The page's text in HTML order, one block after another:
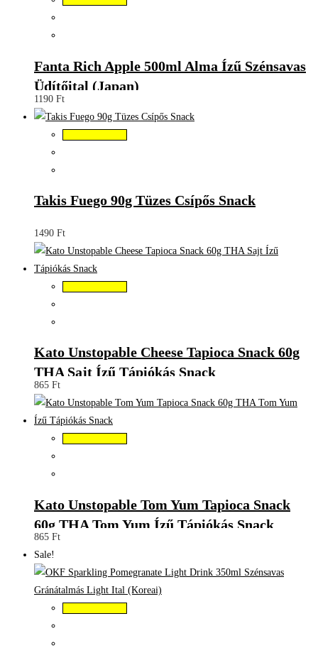
Fanta Rich Apple 500ml Alma Ízű Szénsavas
Üdítőital (Japan)
1190 Ft
Takis Fuego 90g Tüzes Csípős Snack
1490 Ft
Kato Unstopable Cheese Tapioca Snack 60g
THA Sajt Ízű Tápiókás Snack
865 Ft
Kato Unstopable Tom Yum Tapioca Snack
60g THA Tom Yum Ízű Tápiókás Snack
865 Ft
Sale!